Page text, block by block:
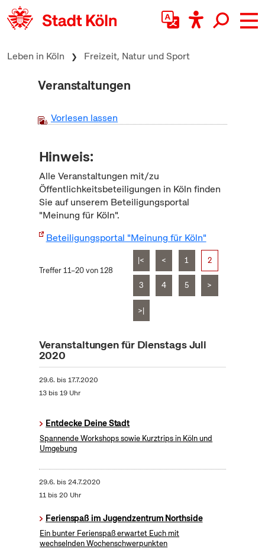
zum Inhalt springen
Leben in Köln Freizeit, Natur und Sport
Veranstaltungen
Vorlesen lassen
Hinweis:
Alle Veranstaltungen mit/zu
Öffentlichkeitsbeteiligungen in Köln finden
Sie auf unserem Beteiligungsportal
"Meinung für Köln".
Beteiligungsportal "Meinung für Köln"
Treffer 11–20 von 128
|< < 1 2
3 4 5 >
>|
Veranstaltungen für Dienstags Juli
2020
29.6. bis17.7.2020
13 bis 19 Uhr
Entdecke Deine Stadt
Spannende Workshops sowie Kurztrips in Köln und
Umgebung
29.6. bis24.7.2020
11 bis 20 Uhr
Ferienspaß im Jugendzentrum Northside
Ein bunter Ferienspaß erwartet Euch mit
wechselnden Wochenschwerpunkten